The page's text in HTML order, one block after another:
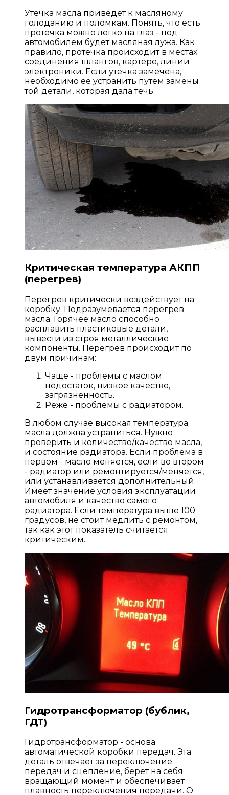
Утечка масла приведет к масляному
голоданию и поломкам. Понять, что есть
протечка можно легко на глаз - под
автомобилем будет масляная лужа. Как
правило, протечка происходит в местах
соединения шлангов, картере, линии
электроники. Если утечка замечена,
необходимо ее устранить путем замены
той детали, которая дала течь.
Критическая температура АКПП
(перегрев)
Перегрев критически воздействует на
коробку. Подразумевается перегрев
масла. Горячее масло способно
расплавить пластиковые детали,
вывести из строя металлические
компоненты. Перегрев происходит по
двум причинам:
Чаще - проблемы с маслом:
недостаток, низкое качество,
загрязненность.
Реже - проблемы с радиатором.
В любом случае высокая температура
масла должна устраниться. Нужно
проверить и количество/качество масла,
и состояние радиатора. Если проблема в
первом - масло меняется, если во втором
- радиатор или ремонтируется/меняется,
или устанавливается дополнительный.
Имеет значение условия эксплуатации
автомобиля и качество самого
радиатора. Если температура выше 100
градусов, не стоит медлить с ремонтом,
так как этот показатель считается
критическим.
Гидротрансформатор (бублик,
ГДТ)
Гидротрансформатор - основа
автоматической коробки передач. Эта
деталь отвечает за переключение
передач и сцепление, берет на себя
вращающий момент и обеспечивает
плавность переключения передачи. О